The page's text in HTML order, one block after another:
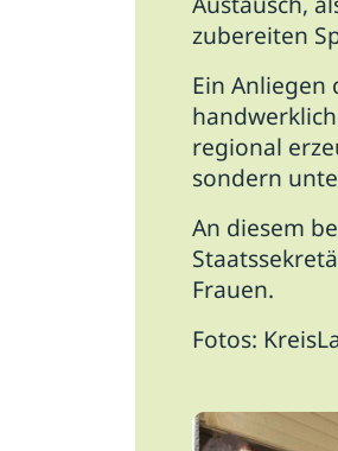
zubereiten
Ein
regional
sondern
An diesem
Frauen.
Fotos: